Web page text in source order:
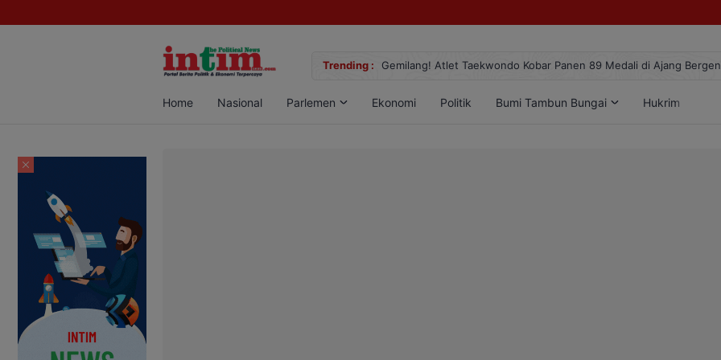
Trending :
Sabu di Pangkalan Bun, Dua Pelaku Diamankan Gemilang! Atlet Taekwondo Kobar Panen 89 Medali di Ajang
Home Nasional Parlemen Ekonomi Politik Bumi Tambun Bungai Hukrim